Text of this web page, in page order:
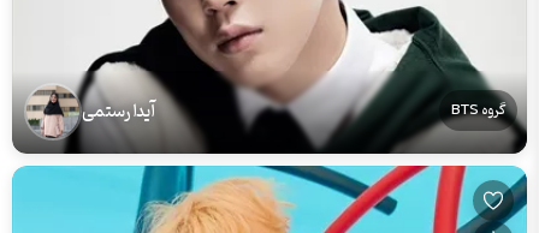
گروه BTS آیدا رستمی